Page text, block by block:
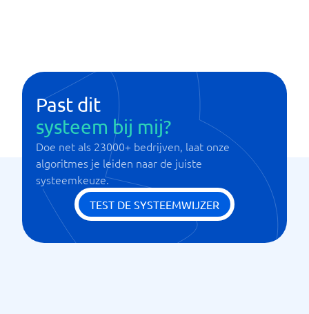
Past dit
systeem bij mij?
Doe net als 23000+ bedrijven, laat onze
algoritmes je leiden naar de juiste
systeemkeuze.
TEST DE SYSTEEMWIJZER